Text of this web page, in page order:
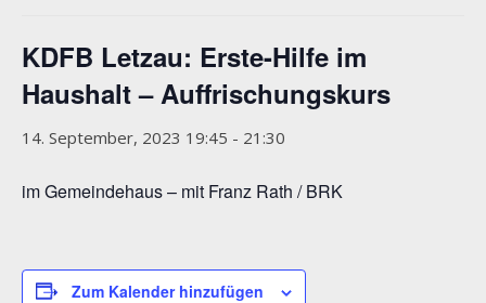
KDFB Letzau: Erste-Hilfe im
Haushalt – Auffrischungskurs
14. September, 2023 19:45 - 21:30
im Gemeindehaus – mit Franz Rath / BRK
Zum Kalender hinzufügen